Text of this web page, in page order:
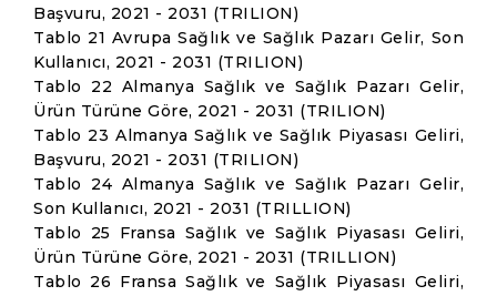
Başvuru, 2021 - 2031 (TRILION)
Tablo 21 Avrupa Sağlık ve Sağlık Pazarı Gelir, Son
Kullanıcı, 2021 - 2031 (TRILION)
Tablo 22 Almanya Sağlık ve Sağlık Pazarı Gelir,
Ürün Türüne Göre, 2021 - 2031 (TRILION)
Tablo 23 Almanya Sağlık ve Sağlık Piyasası Geliri,
Başvuru, 2021 - 2031 (TRILION)
Tablo 24 Almanya Sağlık ve Sağlık Pazarı Gelir,
Son Kullanıcı, 2021 - 2031 (TRILLION)
Tablo 25 Fransa Sağlık ve Sağlık Piyasası Geliri,
Ürün Türüne Göre, 2021 - 2031 (TRILLION)
Tablo 26 Fransa Sağlık ve Sağlık Piyasası Geliri,